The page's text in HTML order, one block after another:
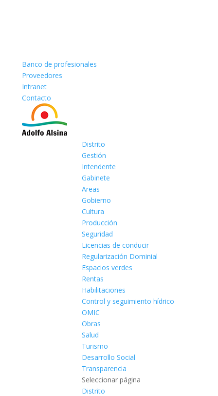
Banco de profesionales
Proveedores
Intranet
Contacto
Distrito
Gestión
Intendente
Gabinete
Areas
Gobierno
Cultura
Producción
Seguridad
Licencias de conducir
Regularización Dominial
Espacios verdes
Rentas
Habilitaciones
Control y seguimiento hídrico
OMIC
Obras
Salud
Turismo
Desarrollo Social
Transparencia
Seleccionar página
Distrito